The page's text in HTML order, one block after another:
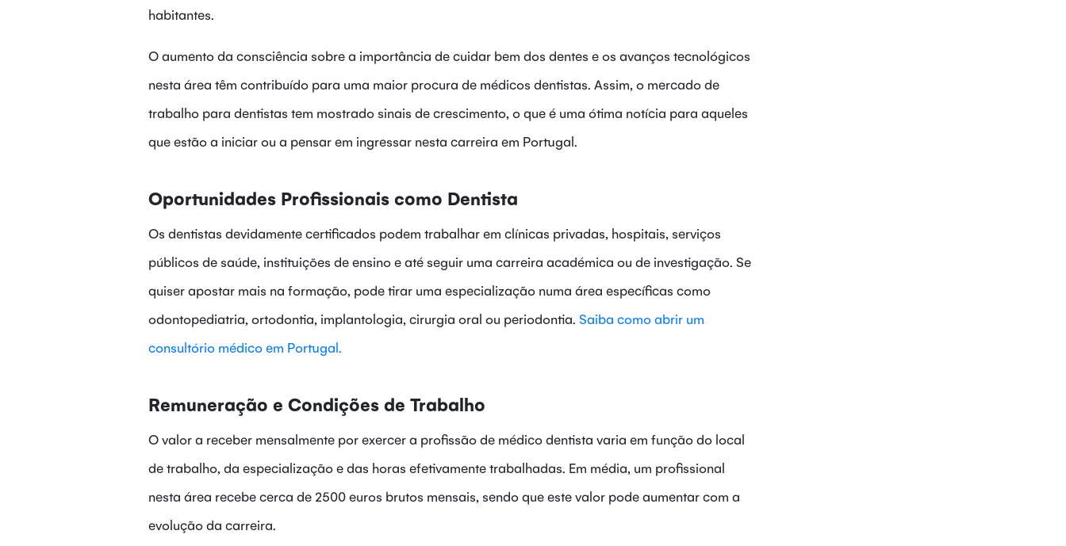
habitantes.
O aumento da consciência sobre a importância de cuidar bem dos dentes e os avanços tecnológicos
nesta área têm contribuído para uma maior procura de médicos dentistas. Assim, o mercado de
trabalho para dentistas tem mostrado sinais de crescimento, o que é uma ótima notícia para aqueles
que estão a iniciar ou a pensar em ingressar nesta carreira em Portugal.
Oportunidades Profissionais como Dentista
Os dentistas devidamente certificados podem trabalhar em clínicas privadas, hospitais, serviços
públicos de saúde, instituições de ensino e até seguir uma carreira académica ou de investigação. Se
quiser apostar mais na formação, pode tirar uma especialização numa área específicas como
odontopediatria, ortodontia, implantologia, cirurgia oral ou periodontia. Saiba como abrir um
consultório médico em Portugal.
Remuneração e Condições de Trabalho
O valor a receber mensalmente por exercer a profissão de médico dentista varia em função do local
de trabalho, da especialização e das horas efetivamente trabalhadas. Em média, um profissional
nesta área recebe cerca de 2500 euros brutos mensais, sendo que este valor pode aumentar com a
evolução da carreira.